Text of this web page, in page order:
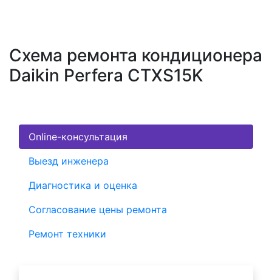
Схема ремонта кондиционера
Daikin Perfera CTXS15K
Online-консультация
Выезд инженера
Диагностика и оценка
Согласование цены ремонта
Ремонт техники